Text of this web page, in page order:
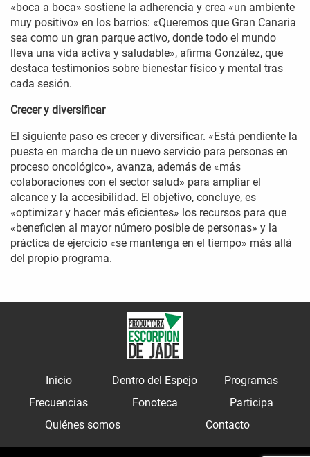
«boca a boca» sostiene la adherencia y crea «un ambiente
muy positivo» en los barrios: «Queremos que Gran Canaria
sea como un gran parque activo, donde todo el mundo
lleva una vida activa y saludable», afirma González, que
destaca testimonios sobre bienestar físico y mental tras
cada sesión.
Crecer y diversificar
El siguiente paso es crecer y diversificar. «Está pendiente la
puesta en marcha de un nuevo servicio para personas en
proceso oncológico», avanza, además de «más
colaboraciones con el sector salud» para ampliar el
alcance y la accesibilidad. El objetivo, concluye, es
«optimizar y hacer más eficientes» los recursos para que
«beneficien al mayor número posible de personas» y la
práctica de ejercicio «se mantenga en el tiempo» más allá
del propio programa.
Inicio Dentro del Espejo
Programas
Frecuencias
Fonoteca
Participa
Quiénes somos
Contacto